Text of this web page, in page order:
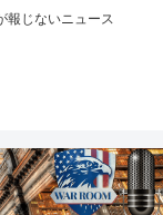
報じないニュース